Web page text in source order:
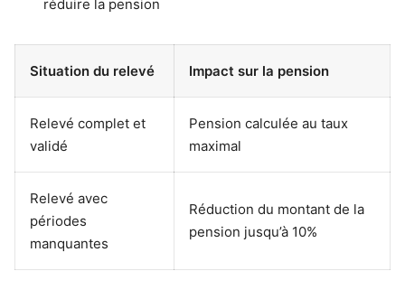
réduire la pension
Situation du relevé Impact sur la pension
Relevé complet et
validé
Pension calculée au taux
maximal
Relevé avec
périodes
manquantes
Réduction du montant de la
pension jusqu’à 10%